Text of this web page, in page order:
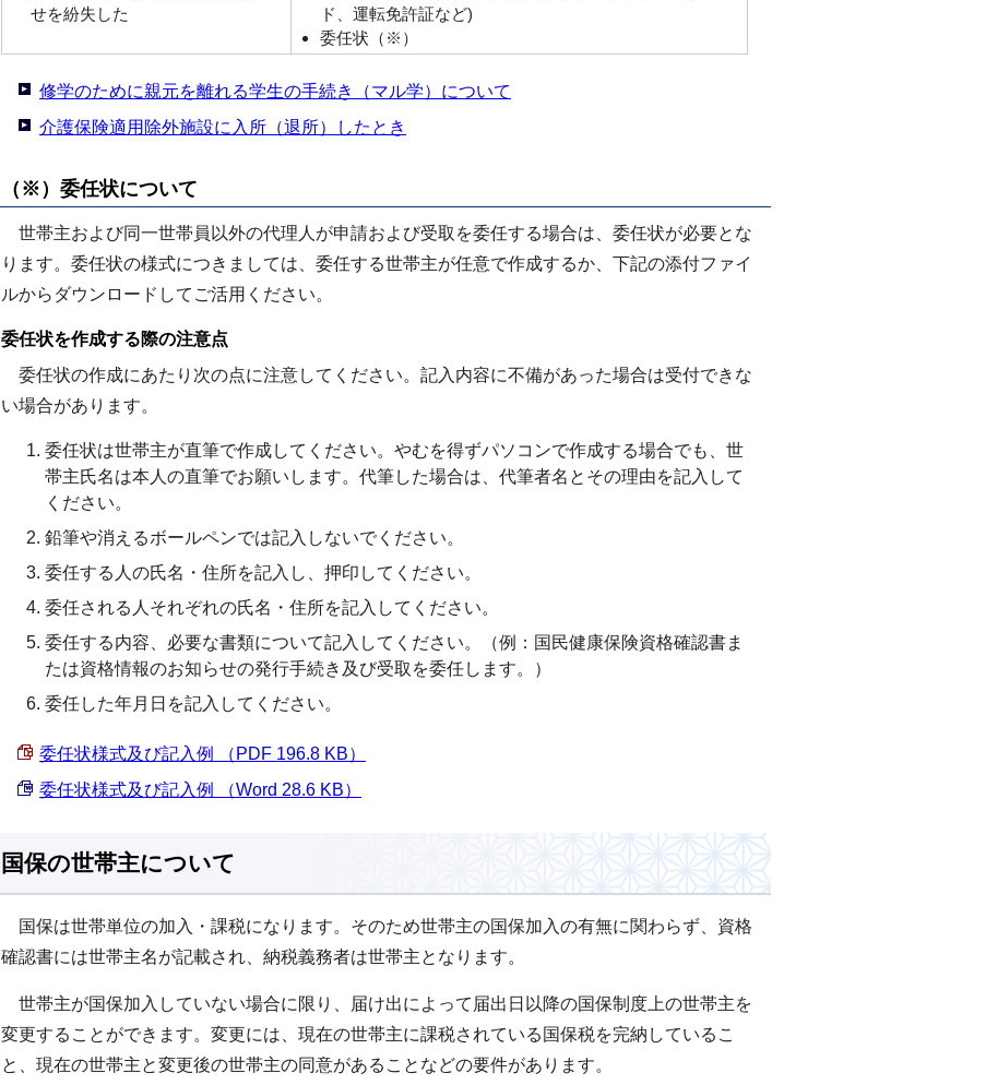
せを紛失した
ド、運転免許証など)
委任状（※）
修学のために親元を離れる学生の手続き（マル学）について
介護保険適用除外施設に入所（退所）したとき
（※）委任状について
世帯主および同一世帯員以外の代理人が申請および受取を委任する場合は、委任状が必要とな
ります。委任状の様式につきましては、委任する世帯主が任意で作成するか、下記の添付ファイ
ルからダウンロードしてご活用ください。
委任状を作成する際の注意点
委任状の作成にあたり次の点に注意してください。記入内容に不備があった場合は受付できな
い場合があります。
委任状は世帯主が直筆で作成してください。やむを得ずパソコンで作成する場合でも、世
帯主氏名は本人の直筆でお願いします。代筆した場合は、代筆者名とその理由を記入して
ください。
鉛筆や消えるボールペンでは記入しないでください。
委任する人の氏名・住所を記入し、押印してください。
委任される人それぞれの氏名・住所を記入してください。
委任する内容、必要な書類について記入してください。（例：国民健康保険資格確認書ま
たは資格情報のお知らせの発行手続き及び受取を委任します。）
委任した年月日を記入してください。
委任状様式及び記入例 （PDF 196.8 KB）
委任状様式及び記入例 （Word 28.6 KB）
国保の世帯主について
国保は世帯単位の加入・課税になります。そのため世帯主の国保加入の有無に関わらず、資格
確認書には世帯主名が記載され、納税義務者は世帯主となります。
世帯主が国保加入していない場合に限り、届け出によって届出日以降の国保制度上の世帯主を
変更することができます。変更には、現在の世帯主に課税されている国保税を完納しているこ
と、現在の世帯主と変更後の世帯主の同意があることなどの要件があります。